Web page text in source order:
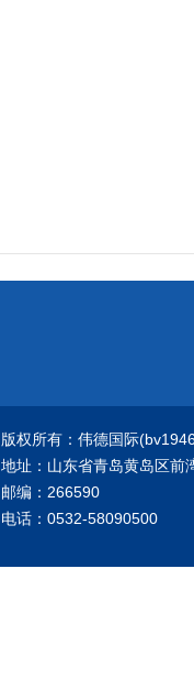
版权所有：伟德国际
地址：山东省青岛黄岛区前
邮编：266590
电话：0532-58090500